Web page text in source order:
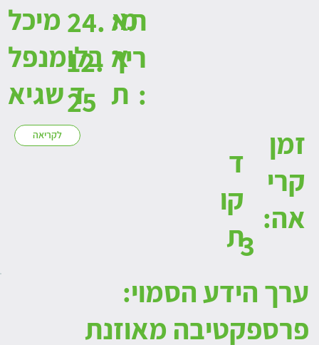
מיכל
בלומנפל
ד שגיא
לקריאה
24.
12.
25
תא
ריך
:
:מ
א
ת
זמן
קרי
אה:
3
ד
קו
ת
ערך הידע הסמוי:
פרספקטיבה מאוזנת